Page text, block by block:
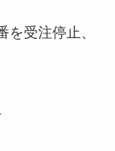
くらい？
を受注停止、